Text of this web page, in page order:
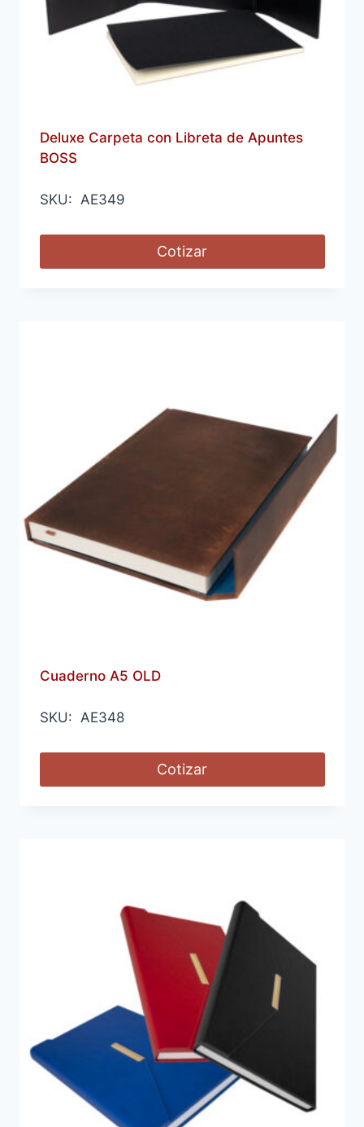
Deluxe Carpeta con Libreta de Apuntes
BOSS
SKU: AE349
Cotizar
Cuaderno A5 OLD
SKU: AE348
Cotizar